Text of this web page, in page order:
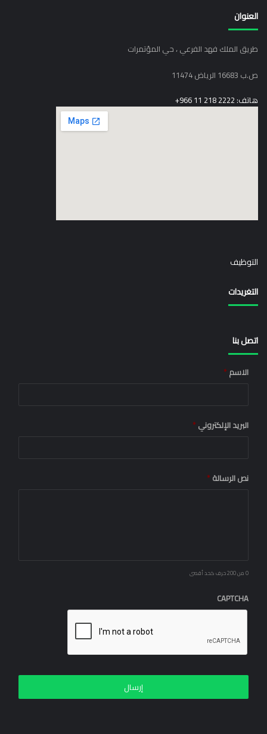
ما تقدمه من حوافز استثمارية للمستتثمرين الأجانب وما تتميز به من
الفرص الاستثمارية الكبيرة التي تتيحها للمستثمرين الأجانب في مختلف
القطاعات، مؤكداً رغبة بلاده في جذب الاستثمارات السعودية الرائدة .
وجرى خلال اللقاء اقتراح تنظيم زيارة وفد من قطاع الأعمال السعودي
العنوان
طريق الملك فهد الفرعي ، حي المؤتمرات
ص.ب 16683 الرياض 11474
هاتف: 2222 218 11 966+
التوظيف
التغريدات
اتصل بنا
الاسم *
البريد الإلكتروني *
نص الرسالة *
0 من 200 حرف كحد أقصى
CAPTCHA